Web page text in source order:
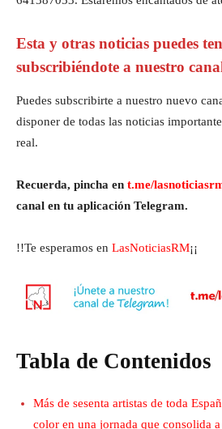
Esta y otras noticias puedes
subscribiéndote a nuestro
Puedes subscribirte a nuestro nuevo
disponer de todas las noticias
real.
Recuerda, pincha en t.me/
canal en tu aplicación Telegram.
!!Te esperamos en LasNoticiasRM¡¡
Tabla de Contenidos
Más de sesenta artistas de toda
color en una jornada que consolida